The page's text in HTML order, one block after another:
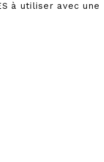
à utiliser avec une